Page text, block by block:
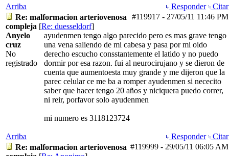
Arriba Responder
Citar
#119917 - 27/05/11 11:46 PM
Re: malformacion arteriovenosa
compleja [Re: duesseldorf]
Anyelo
cruz
No
registrado
ayudenmen tengo algo parecido pero es mas grave tengo
una vena saliendo de mi cabesa y pasa por mi oido
derecho escucho consstantemente el latido y no puedo
dormir por esa razon. fui al neurocirujano y se dieron de
cuenta que aumentoesta muy grande y me dijeron que la
parec celular ce me ba a romper ayudenmen si nececito
saber que hacer tengo 20 años y niciquera puedo correr,
ni reir, porfavor solo ayudenmen
mi numero es 3118123724
Arriba Responder
Citar
#119999 - 29/05/11 06:05 AM
Re: malformacion arteriovenosa